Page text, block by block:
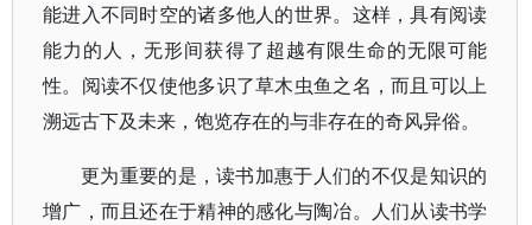
能进入不同时空的诸多他人的世界。这样，具有阅读
能力的人，无形间获得了超越有限生命的无限可能
性。阅读不仅使他多识了草木虫鱼之名，而且可以上
溯远古下及未来，饱览存在的与非存在的奇风异俗。
更为重要的是，读书加惠于人们的不仅是知识的
增广，而且还在于精神的感化与陶冶。人们从读书学